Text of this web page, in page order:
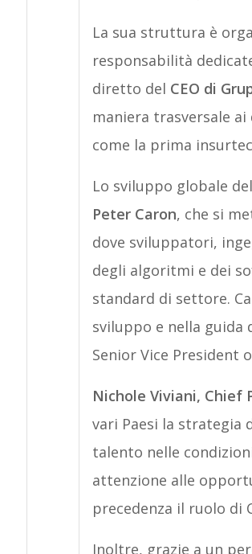
La sua struttura è
responsabilità
diretto del CEO di
maniera trasversale
come la prima
Lo sviluppo globale
Peter Caron, che si
dove sviluppatori,
degli algoritmi e dei
standard di settore.
sviluppo e nella guida
Senior Vice President
Nichole Viviani, Chief
vari Paesi la strategia
talento nelle
attenzione alle
precedenza il ruolo di
Inoltre, grazie a un